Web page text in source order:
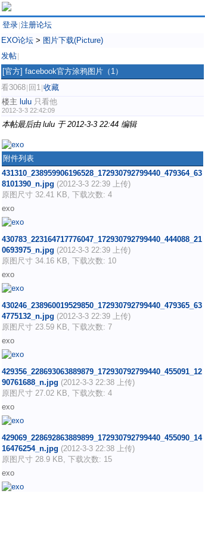
登录 注册论坛
EXO论坛 > 图片下载(Picture)
发帖
[官方] facebook官方涂鸦图片（1）
看3068 回1 收藏
楼主 lulu 只看他
2012-3-3 22:42:09
本帖最后由 lulu 于 2012-3-3 22:44 编辑
附件列表
431310_238959906196528_172930792799440_479364_63
8101390_n.jpg (2012-3-3 22:39 上传)
原图尺寸 32.41 KB, 下载次数: 4
exo
430783_223164717776047_172930792799440_444088_21
0693975_n.jpg (2012-3-3 22:39 上传)
原图尺寸 34.16 KB, 下载次数: 10
exo
430246_238960019529850_172930792799440_479365_63
4775132_n.jpg (2012-3-3 22:39 上传)
原图尺寸 23.59 KB, 下载次数: 7
exo
429356_228693063889879_172930792799440_455091_12
90761688_n.jpg (2012-3-3 22:38 上传)
原图尺寸 27.02 KB, 下载次数: 4
exo
429069_228692863889899_172930792799440_455090_14
16476254_n.jpg (2012-3-3 22:38 上传)
原图尺寸 28.9 KB, 下载次数: 15
exo